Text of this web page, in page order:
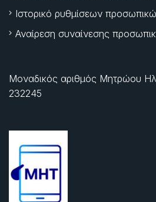
Ιστορικό ρυθμίσεων
Αναίρεση συναίνεσης
Μοναδικός αριθμός Μητρώου
232245